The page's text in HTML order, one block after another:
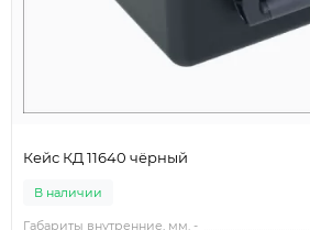
Кейс КД 11640 чёрный
В наличии
Габариты внутренние, мм. -